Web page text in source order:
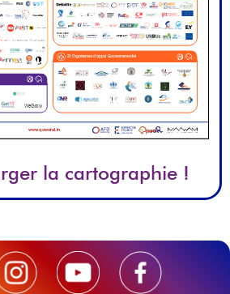
la cartographie !